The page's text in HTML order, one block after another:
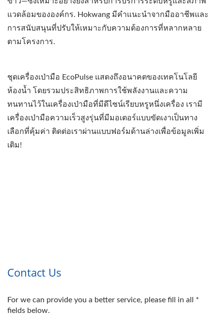
แวดล้อมขององค์กร. Hokwang มีคำแนะนำจากมืออาชีพและ
การสนับสนุนที่ปรับให้เหมาะกับความต้องการที่หลากหลาย
ตามโครงการ.
ชุดเครื่องเป่ามือ EcoPulse แสดงถึงอนาคตของเทคโนโลยี
ห้องน้ำ โดยรวมประสิทธิภาพการใช้พลังงานและความ
ทนทานไว้ในเครื่องเป่ามือที่มีดีไซน์เรียบหรูหนึ่งเครื่อง เรามี
เครื่องเป่ามือความเร็วสูงรุ่นที่มีมอเตอร์แบบขัดเงาเป็นทาง
เลือกที่คุ้มค่า ติดต่อเราผ่านแบบฟอร์มด้านล่างเพื่อข้อมูลเพิ่ม
เติม!